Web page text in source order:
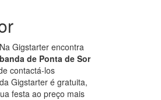
Gigstarter encontra
de Ponta de Sor
contactá-los
Gigstarter é gratuita,
festa ao preço mais